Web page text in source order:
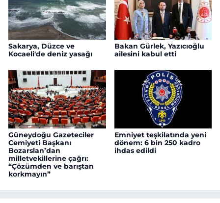
Sakarya, Düzce ve
Kocaeli'de deniz yasağı
Bakan Gürlek, Yazıcıoğlu
ailesini kabul etti
Güneydoğu Gazeteciler
Cemiyeti Başkanı
Bozarslan’dan
milletvekillerine çağrı:
“Çözümden ve barıştan
korkmayın”
Emniyet teşkilatında yeni
dönem: 6 bin 250 kadro
ihdas edildi